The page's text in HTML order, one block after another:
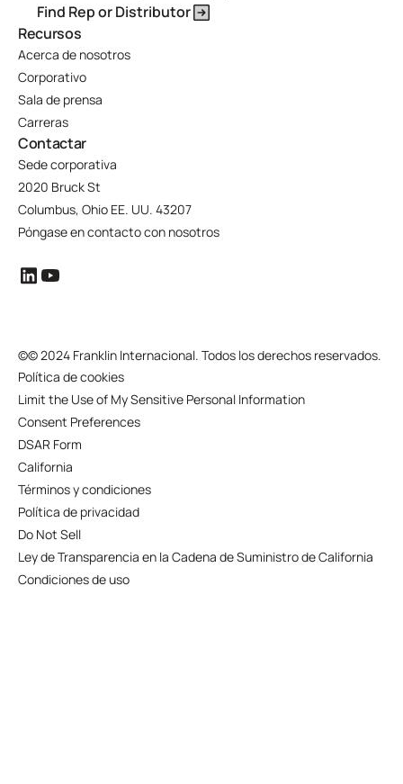
Find Rep or Distributor
Recursos
Acerca de nosotros
Corporativo
Sala de prensa
Carreras
Contactar
Sede corporativa
2020 Bruck St
Columbus, Ohio EE. UU. 43207
Póngase en contacto con nosotros
©© 2024 Franklin Internacional. Todos los derechos reservados.
Política de cookies
Limit the Use of My Sensitive Personal Information
Consent Preferences
DSAR Form
California
Términos y condiciones
Política de privacidad
Do Not Sell
Ley de Transparencia en la Cadena de Suministro de California
Condiciones de uso